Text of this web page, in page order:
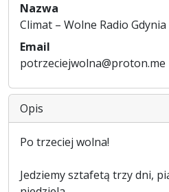
Nazwa
Climat – Wolne Radio Gdynia
Email
potrzeciejwolna@proton.me
Opis
Po trzeciej wolna!
Jedziemy sztafetą trzy dni,